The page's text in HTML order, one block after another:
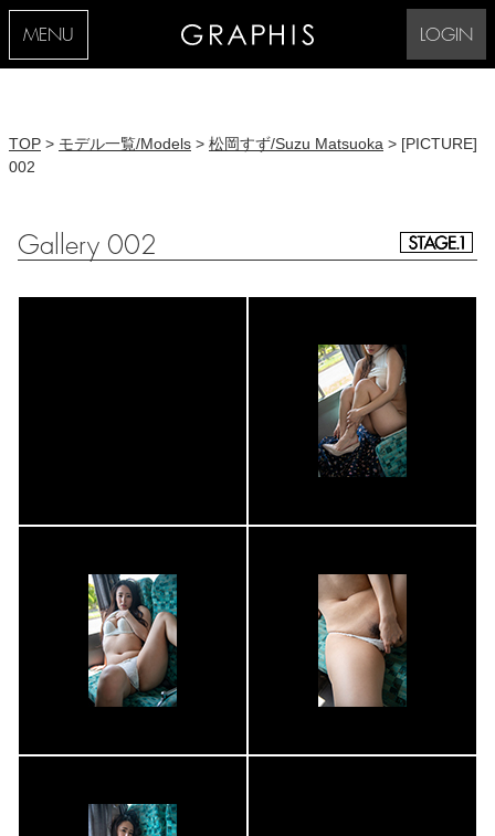
MENU LOGIN
TOP > モデル一覧/Models > 松岡すず/Suzu Matsuoka > [PICTURE]
002
Gallery 002